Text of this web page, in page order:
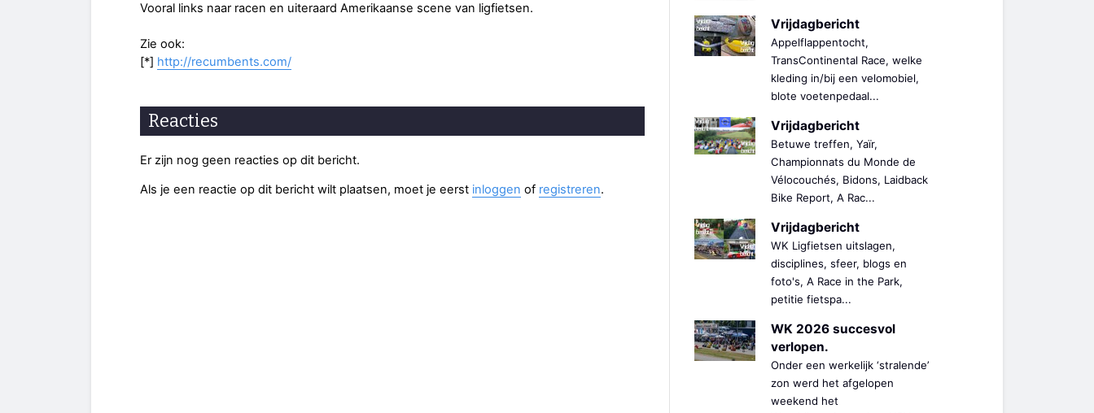
Vooral links naar racen en uiteraard Amerikaanse scene van ligfietsen.
Zie ook:
[*] http://recumbents.com/
Reacties
Er zijn nog geen reacties op dit bericht.
Als je een reactie op dit bericht wilt plaatsen, moet je eerst inloggen of registreren.
Vrijdagbericht
Appelflappentocht,
TransContinental Race, welke
kleding in/bij een velomobiel,
blote voetenpedaal...
Vrijdagbericht
Betuwe treffen, Yaïr,
Championnats du Monde de
Vélocouchés, Bidons, Laidback
Bike Report, A Rac...
Vrijdagbericht
WK Ligfietsen uitslagen,
disciplines, sfeer, blogs en
foto's, A Race in the Park,
petitie fietspa...
WK 2026 succesvol
verlopen.
Onder een werkelijk ‘stralende’
zon werd het afgelopen
weekend het